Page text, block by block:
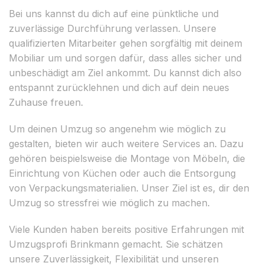
Bei uns kannst du dich auf eine pünktliche und
zuverlässige Durchführung verlassen. Unsere
qualifizierten Mitarbeiter gehen sorgfältig mit deinem
Mobiliar um und sorgen dafür, dass alles sicher und
unbeschädigt am Ziel ankommt. Du kannst dich also
entspannt zurücklehnen und dich auf dein neues
Zuhause freuen.
Um deinen Umzug so angenehm wie möglich zu
gestalten, bieten wir auch weitere Services an. Dazu
gehören beispielsweise die Montage von Möbeln, die
Einrichtung von Küchen oder auch die Entsorgung
von Verpackungsmaterialien. Unser Ziel ist es, dir den
Umzug so stressfrei wie möglich zu machen.
Viele Kunden haben bereits positive Erfahrungen mit
Umzugsprofi Brinkmann gemacht. Sie schätzen
unsere Zuverlässigkeit, Flexibilität und unseren